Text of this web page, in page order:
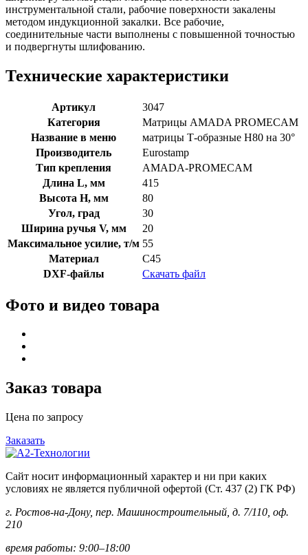
инструментальной стали, рабочие поверхности закалены
методом индукционной закалки. Все рабочие,
соединительные части выполнены с повышенной точностью
и подвергнуты шлифованию.
Технические характеристики
Артикул
3047
Категория
Матрицы AMADA PROMECAM
Название в меню
матрицы Т-образные H80 на 30°
Производитель
Eurostamp
Тип крепления
AMADA-PROMECAM
Длина L, мм
415
Высота H, мм
80
Угол, град
30
Ширина ручья V, мм
20
Максимальное усилие, т/м 55
Материал
C45
DXF-файлы
Скачать файл
Фото и видео товара
Заказ товара
Цена по запросу
Заказать
Сайт носит информационный характер и ни при каких
условиях не является публичной офертой (Ст. 437 (2) ГК РФ)
г. Ростов-на-Дону, пер. Машиностроительный, д. 7/110, оф.
210
время работы: 9:00–18:00